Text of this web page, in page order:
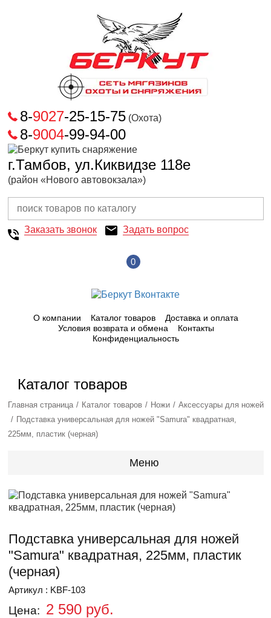
8-9027-25-15-75 (Охота)
8-9004-99-94-00
г.Тамбов, ул.Киквидзе 118е
(район «Нового автовокзала»)
Заказать звонок Задать вопрос
0
О компании Каталог товаров
Доставка и оплата
Условия возврата и обмена
Контакты
Конфиденциальность
Каталог товаров
Главная страница Каталог товаров Ножи
Аксессуары для ножей
Подставка универсальная для ножей "Samura" квадратная,
225мм, пластик (черная)
Меню
Подставка универсальная для ножей
"Samura" квадратная, 225мм, пластик
(черная)
Артикул : KBF-103
Цена: 2 590 руб.